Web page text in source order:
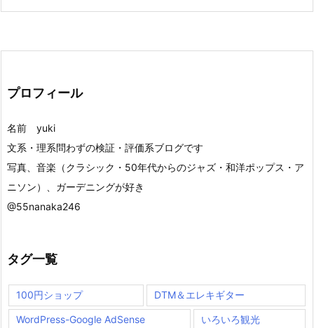
プロフィール
名前 yuki
文系・理系問わずの検証・評価系ブログです
写真、音楽（クラシック・50年代からのジャズ・和洋ポップス・ア
ニソン）、ガーデニングが好き
@55nanaka246
タグ一覧
100円ショップ DTM＆エレキギター
WordPress-Google AdSense いろいろ観光